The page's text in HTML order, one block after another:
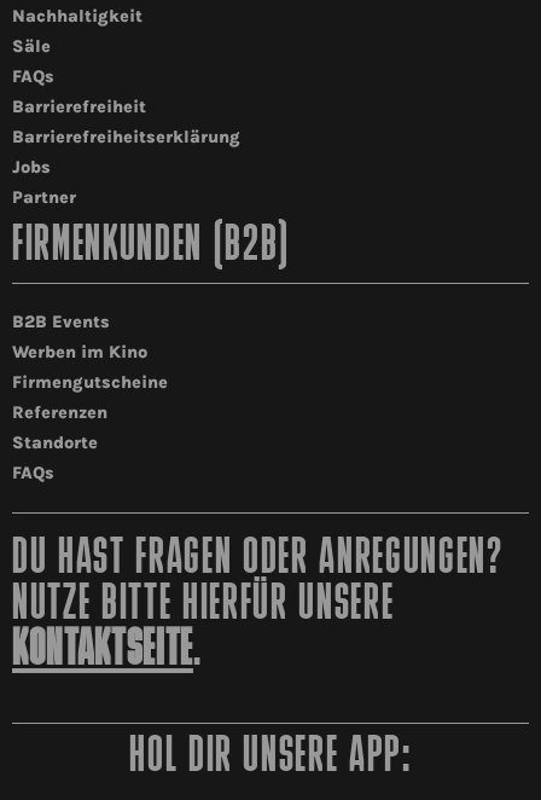
Nachhaltigkeit
Säle
FAQs
Barrierefreiheit
Barrierefreiheitserklärung
Jobs
Partner
FIRMENKUNDEN (B2B)
B2B Events
Werben im Kino
Firmengutscheine
Referenzen
Standorte
FAQs
DU HAST FRAGEN ODER ANREGUNGEN?
NUTZE BITTE HIERFÜR UNSERE
KONTAKTSEITE.
HOL DIR UNSERE APP: